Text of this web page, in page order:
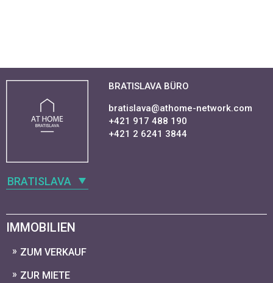
BRATISLAVA
BRATISLAVA BÜRO
bratislava@athome-network.com
+421 917 488 190
+421 2 6241 3844
IMMOBILIEN
ZUM VERKAUF
ZUR MIETE